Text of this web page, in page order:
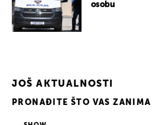
osobu
JOŠ AKTUALNOSTI
PRONAĐITE ŠTO VAS ZANIMA